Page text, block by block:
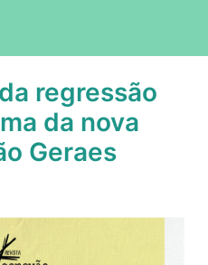
regressão
da nova
Geraes